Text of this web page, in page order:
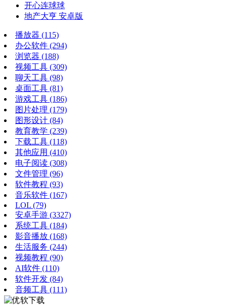
开心连球球
地产大亨 安卓版
播放器 (115)
办公软件 (294)
浏览器 (188)
视频工具 (309)
聊天工具 (98)
桌面工具 (81)
游戏工具 (186)
图片处理 (179)
图形设计 (84)
教育教学 (239)
下载工具 (118)
其他应用 (410)
电子阅读 (308)
文件管理 (96)
软件教程 (93)
音乐软件 (167)
LOL (79)
安卓手游 (3327)
系统工具 (184)
影音播放 (168)
生活服务 (244)
视频教程 (90)
AI软件 (110)
软件开发 (84)
音频工具 (111)